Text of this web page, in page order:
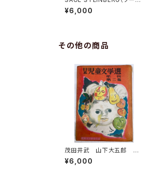
ル・スタインバーグ） Text
by Harold Rosenberg 1
¥6,000
その他の商品
茂田井武 山下大五郎 脇
田和 日本児童文学選 年
刊第二集 児童文学者協会
¥6,000